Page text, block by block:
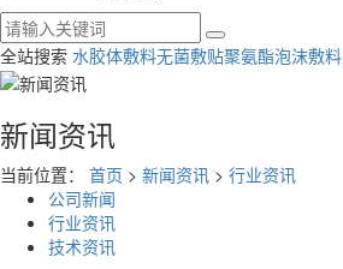
全站搜索 水胶体敷料无菌敷贴聚氨酯泡沫敷料
新闻资讯
当前位置： 首页 > 新闻资讯 > 行业资讯
公司新闻
行业资讯
技术资讯